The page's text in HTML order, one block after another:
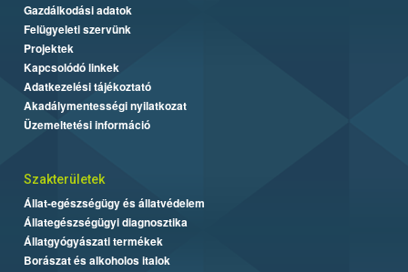
Gazdálkodási adatok
Felügyeleti szervünk
Projektek
Kapcsolódó linkek
Adatkezelési tájékoztató
Akadálymentességi nyilatkozat
Üzemeltetési információ
Szakterületek
Állat-egészségügy és állatvédelem
Állategészségügyi diagnosztika
Állatgyógyászati termékek
Borászat és alkoholos italok